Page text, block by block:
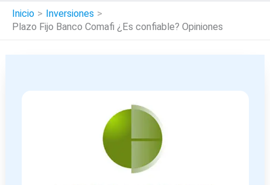
Inicio
Inversiones
Plazo Fijo Banco Comafi ¿Es confiable? Opiniones